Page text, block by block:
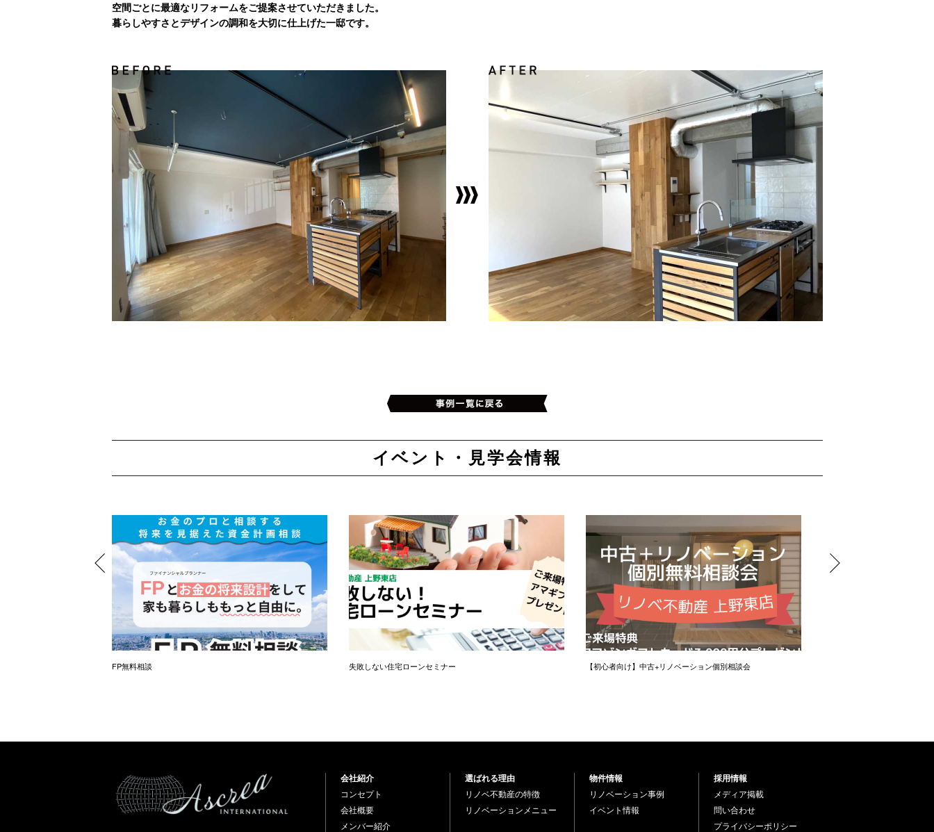
空間ごとに最適なリフォームをご提案させていただきました。
暮らしやすさとデザインの調和を大切に仕上げた一邸です。
イベント・見学会情報
FP無料相談 失敗しない住宅ローンセミナー 【初心者向け】中古+リノベーション個別相談会
会社紹介
コンセプト
会社概要
メンバー紹介
選ばれる理由
リノベ不動産の特徴
リノベーションメニュー
物件情報
リノベーション事例
イベント情報
採用情報
メディア掲載
問い合わせ
プライバシーポリシー